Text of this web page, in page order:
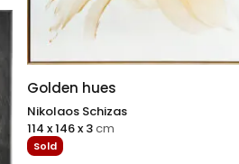
Golden hues
Nikolaos Schizas
Sold
114 x 146 x 3cm